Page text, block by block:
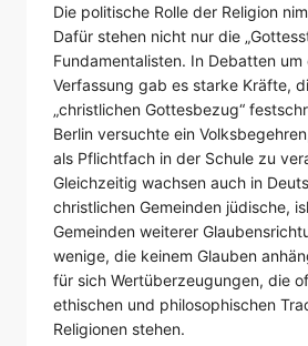
Die politische Rolle der Religion
Dafür stehen nicht nur die
Fundamentalisten. In Debatten um
Verfassung gab es starke Kräfte,
„christlichen Gottesbezug“
Berlin versuchte ein
als Pflichtfach in der Schule zu
Gleichzeitig wachsen auch in
christlichen Gemeinden jüdische,
Gemeinden weiterer
wenige, die keinem Glauben
für sich Wertüberzeugungen, die
ethischen und philosophischen
Religionen stehen.